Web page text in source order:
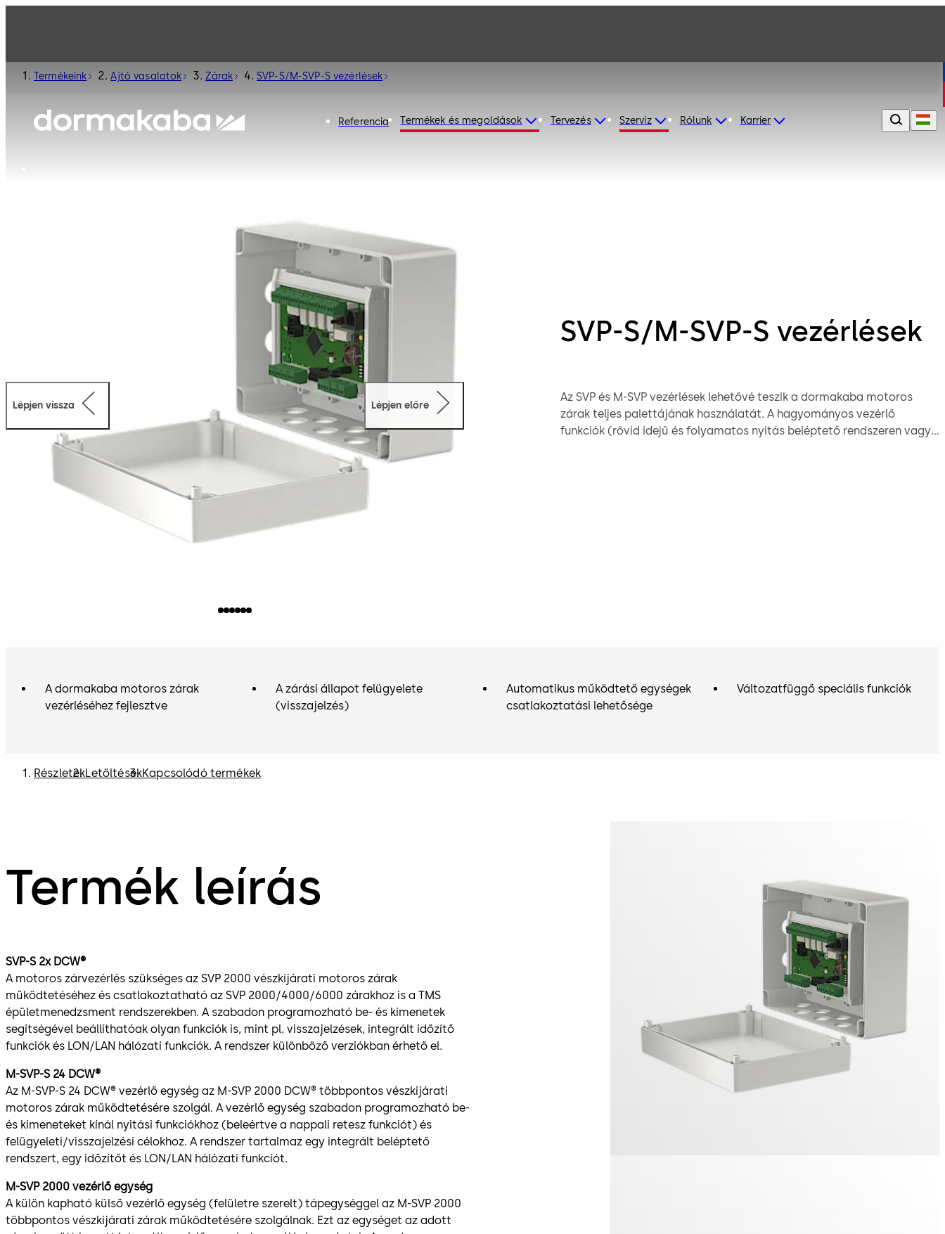
Referencia Termékek és megoldások Tervezés Szerviz Rólunk Karrier
Termékeink Ajtó vasalatok Zárak SVP-S/M-SVP-S vezérlések
SVP-S/M-SVP-S vezérlések
Az SVP és M-SVP vezérlések lehetővé teszik a dormakaba motoros
zárak teljes palettájának használatát. A hagyományos vezérlő
funkciók (rövid idejű és folyamatos nyitás beléptető rendszeren vagy
Lépjen vissza Lépjen előre
A dormakaba motoros zárak
vezérléséhez fejlesztve
A zárási állapot felügyelete
(visszajelzés)
Automatikus működtető egységek
csatlakoztatási lehetősége
Változatfüggő speciális funkciók
RészletekLetöltésekKapcsolódó termékek
Termék leírás
SVP-S 2x DCW®
A motoros zárvezérlés szükséges az SVP 2000 vészkijárati motoros zárak
működtetéséhez és csatlakoztatható az SVP 2000/4000/6000 zárakhoz is a TMS
épületmenedzsment rendszerekben. A szabadon programozható be- és kimenetek
segítségével beállíthatóak olyan funkciók is, mint pl. visszajelzések, integrált időzítő
funkciók és LON/LAN hálózati funkciók. A rendszer különböző verziókban érhető el.
M-SVP-S 24 DCW®
Az M-SVP-S 24 DCW® vezérlő egység az M-SVP 2000 DCW® többpontos vészkijárati
motoros zárak működtetésére szolgál. A vezérlő egység szabadon programozható be-
és kimeneteket kínál nyitási funkciókhoz (beleértve a nappali retesz funkciót) és
felügyeleti/visszajelzési célokhoz. A rendszer tartalmaz egy integrált beléptető
rendszert, egy időzítőt és LON/LAN hálózati funkciót.
M-SVP 2000 vezérlő egység
A külön kapható külső vezérlő egység (felületre szerelt) tápegységgel az M-SVP 2000
többpontos vészkijárati zárak működtetésére szolgálnak. Ezt az egységet az adott